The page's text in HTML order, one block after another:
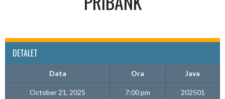
DETALET
Data Ora Java
October 21, 2025 7:00 pm 202501